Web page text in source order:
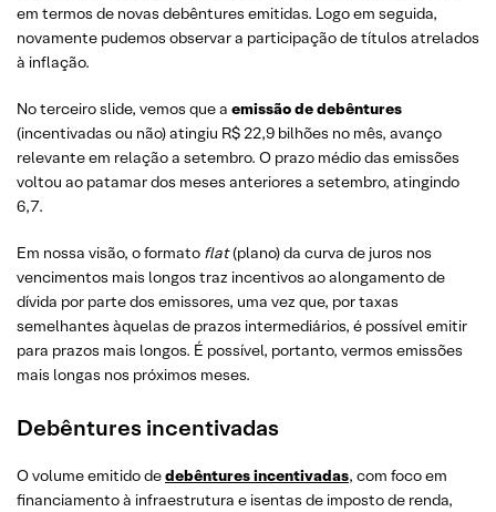
em termos de novas debêntures emitidas. Logo em seguida,
novamente pudemos observar a participação de títulos atrelados
à inflação.
No terceiro slide, vemos que a emissão de debêntures
(incentivadas ou não) atingiu R$ 22,9 bilhões no mês, avanço
relevante em relação a setembro. O prazo médio das emissões
voltou ao patamar dos meses anteriores a setembro, atingindo
6,7.
Em nossa visão, o formato flat(plano) da curva de juros nos
vencimentos mais longos traz incentivos ao alongamento de
dívida por parte dos emissores, uma vez que, por taxas
semelhantes àquelas de prazos intermediários, é possível emitir
para prazos mais longos. É possível, portanto, vermos emissões
mais longas nos próximos meses.
Debêntures incentivadas
O volume emitido dedebêntures incentivadas, com foco em
financiamento à infraestrutura e isentas de imposto de renda,